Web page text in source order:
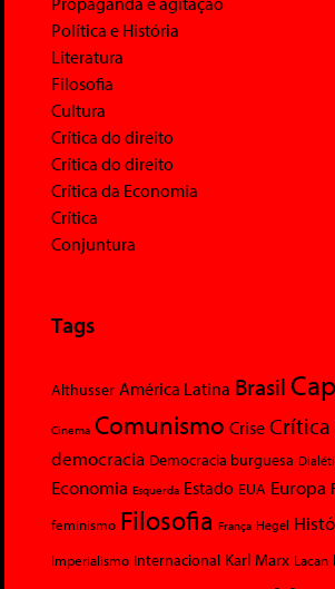
Política e História
Literatura
Filosofia
Cultura
Crítica do direito
Crítica do direito
Crítica da Economia
Crítica
Conjuntura
Tags
Althusser América Latina Brasil
Cinema Comunismo Crise Crítica
democracia Democracia burguesa
Economia Esquerda Estado EUA Europa
feminismo Filosofia França Hegel
Imperialismo Internacional Karl Marx Lacan